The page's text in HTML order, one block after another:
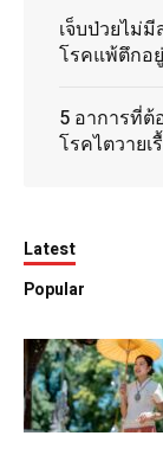
เจ็บป่วยไม่มี
โรคแพ้ตึกอ
5 อาการที่
โรคไตวายเ
Latest
Popular